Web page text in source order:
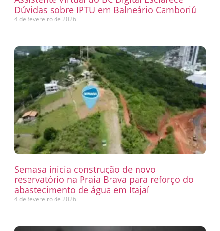
Dúvidas sobre IPTU em Balneário Camboriú
4 de fevereiro de 2026
Semasa inicia construção de novo
reservatório na Praia Brava para reforço do
abastecimento de água em Itajaí
4 de fevereiro de 2026